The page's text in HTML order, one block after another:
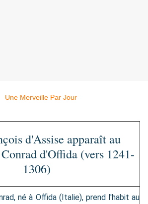
d'Assise apparaît au
d'Offida (vers 1241-
1306)
né à Offida (Italie), prend l'habit au